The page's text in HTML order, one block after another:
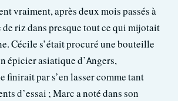
vraiment, après deux mois passés à
riz dans presque tout ce qui mijotait
Cécile s’était procuré une bouteille
épicier asiatique d’Angers,
finirait par s’en lasser comme tant
d’essai ; Marc a noté dans son